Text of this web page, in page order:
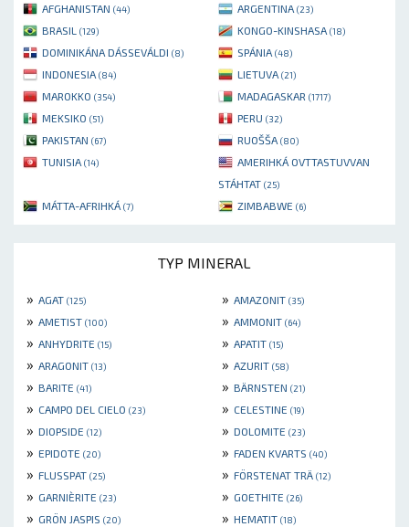
AFGHANISTAN (44) ARGENTINA (23)
BRASIL (129) KONGO-KINSHASA (18)
DOMINIKÁNA DÁSSEVÁLDI (8) SPÁNIA (48)
INDONESIA (84) LIETUVA (21)
MAROKKO (354) MADAGASKAR (1717)
MEKSIKO (51) PERU (32)
PAKISTAN (67) RUOŠŠA (80)
TUNISIA (14)
AMERIHKÁ OVTTASTUVVAN
STÁHTAT (25)
MÁTTA-AFRIHKÁ (7) ZIMBABWE (6)
TYP MINERAL
» AGAT (125) » AMAZONIT (35)
» AMETIST (100) » AMMONIT (64)
» ANHYDRITE (15) » APATIT (15)
» ARAGONIT (13) » AZURIT (58)
» BARITE (41) » BÄRNSTEN (21)
» CAMPO DEL CIELO (23) » CELESTINE (19)
» DIOPSIDE (12) » DOLOMITE (23)
» EPIDOTE (20) » FADEN KVARTS (40)
» FLUSSPAT (25) » FÖRSTENAT TRÄ (12)
» GARNIÈRITE (23) » GOETHITE (26)
» GRÖN JASPIS (20) » HEMATIT (18)